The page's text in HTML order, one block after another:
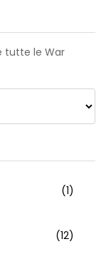
tutte le War
(1)
(12)